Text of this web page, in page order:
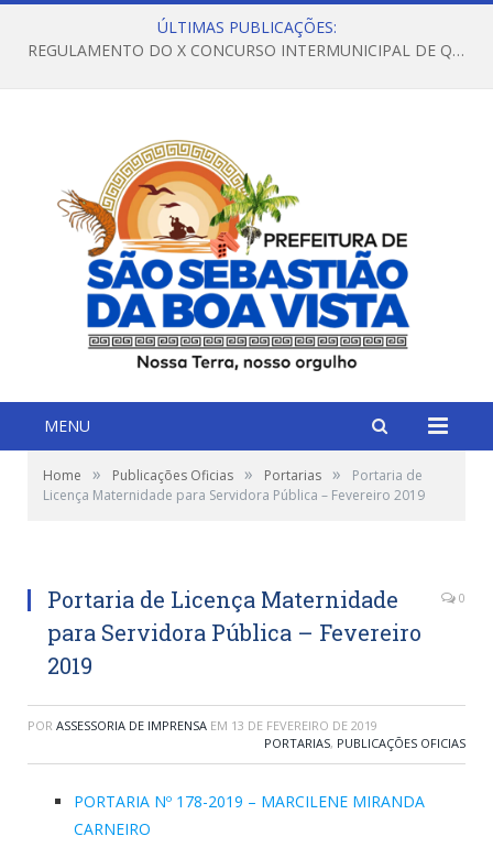
ÚLTIMAS PUBLICAÇÕES:
REGULAMENTO DO X CONCURSO INTERMUNICIPAL DE QUADRILHAS JUNINAS – 2026 – ARRAIÁ DA VENEZA
MENU
Home » Publicações Oficias » Portarias »
Portaria de
Licença Maternidade para Servidora Pública – Fevereiro 2019
Portaria de Licença Maternidade
para Servidora Pública – Fevereiro
2019
0
POR ASSESSORIA DE IMPRENSA EM 13 DE FEVEREIRO DE 2019
PORTARIAS, PUBLICAÇÕES OFICIAS
PORTARIA Nº 178-2019 – MARCILENE MIRANDA
CARNEIRO